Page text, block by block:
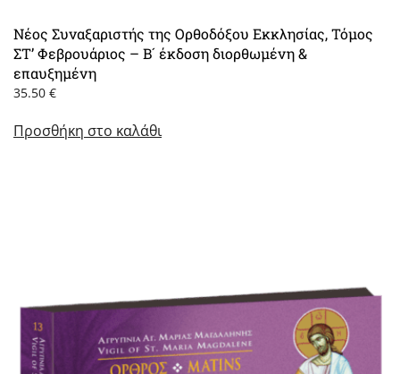
Νέος Συναξαριστής της Ορθοδόξου Εκκλησίας, Τόμος
ΣΤ’ Φεβρουάριος – Β´ έκδοση διορθωμένη &
επαυξημένη
35.50 €
Προσθήκη στο καλάθι